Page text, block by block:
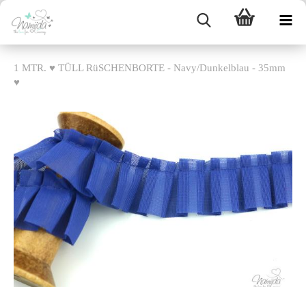
1 MTR. ♥ TÜLL RüSCHENBORTE - Navy/Dunkelblau - 35mm
♥